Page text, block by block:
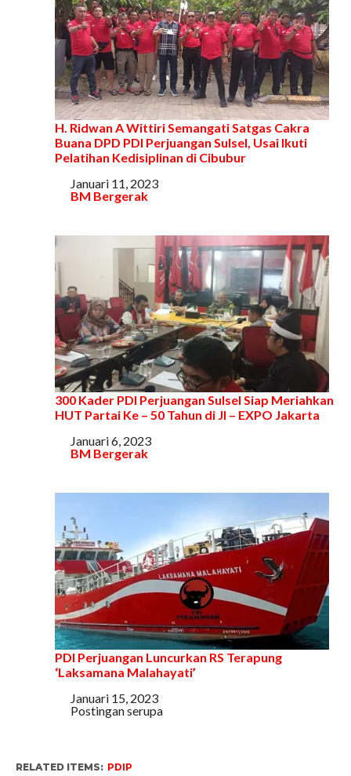
H. Ridwan A Wittiri Semangati Satgas Cakra
Buana DPD PDI Perjuangan Sulsel, Usai Ikuti
Pelatihan Kedisiplinan di Cibubur
Tanggal
Januari 11, 2023
Sehubungan dengan
BM Bergerak
300 Kader PDI Perjuangan Sulsel Siap Meriahkan
HUT Partai Ke – 50 Tahun di JI – EXPO Jakarta
Tanggal
Januari 6, 2023
Sehubungan dengan
BM Bergerak
PDI Perjuangan Luncurkan RS Terapung
‘Laksamana Malahayati’
Tanggal
Januari 15, 2023
Sehubungan dengan
Postingan serupa
RELATED ITEMS: PDIP